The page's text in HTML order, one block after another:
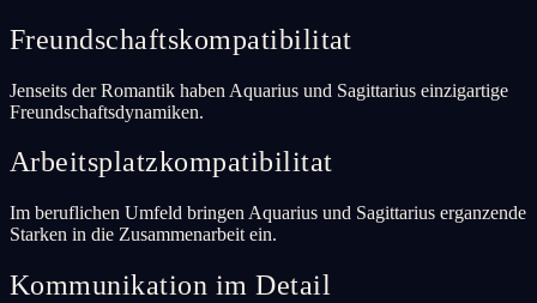
Freundschaftskompatibilitat
Jenseits der Romantik haben Aquarius und Sagittarius einzigartige
Freundschaftsdynamiken.
Arbeitsplatzkompatibilitat
Im beruflichen Umfeld bringen Aquarius und Sagittarius erganzende
Starken in die Zusammenarbeit ein.
Kommunikation im Detail